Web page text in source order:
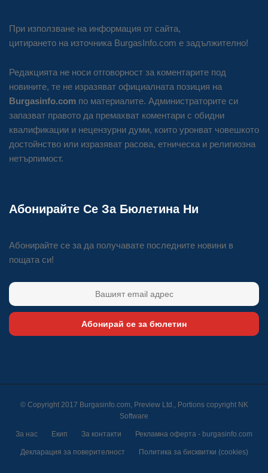
При използване на информация от сайта,
цитирането на източника BurgasInfo.com е задължително!
Редакцията не носи отговорност за коментарите под
новините, те не изразяват официалната позиция на
Burgasinfo.com по материалите. Администраторите си
запазват правото да премахват коментари с обидни
квалификации и нецензурни думи, които уронват човешкото
достойнство или изразяват расова, етническа и религиозна
нетърпимост.
Абонирайте Се За Бюлетина Ни
Абонирайте се за да получавате последните новини в
пощата си!
Абонирай се за бюлетин
© Copyright 2017 Burgasinfo.com, Preview Ltd., Portions copyright NK
Software
За нас Екип За контакти Рекламна оферта - burgasinfo.com
Декларация за поверителност Политика за бисквитки (cookies)